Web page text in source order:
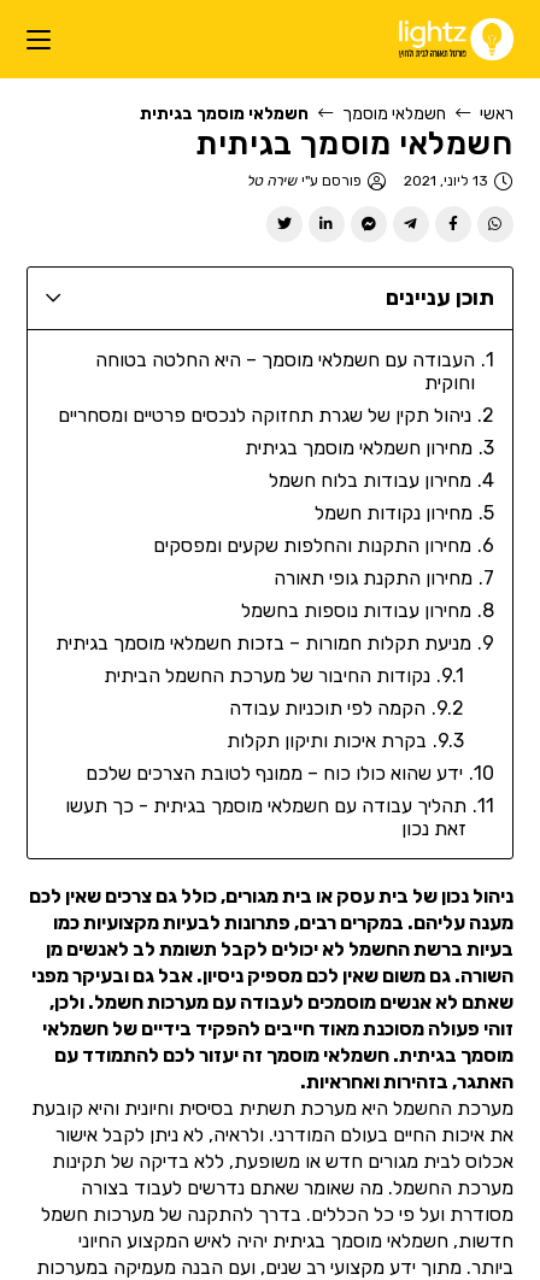
ראשי חשמלאי מוסמך חשמלאי מוסמך בגיתית
חשמלאי מוסמך בגיתית
13 ליוני, 2021 פורסם ע"ישירה טל
תוכן עניינים
העבודה עם חשמלאי מוסמך – היא החלטה בטוחה
וחוקית
ניהול תקין של שגרת תחזוקה לנכסים פרטיים ומסחריים
מחירון חשמלאי מוסמך בגיתית
מחירון עבודות בלוח חשמל
מחירון נקודות חשמל
מחירון התקנות והחלפות שקעים ומפסקים
מחירון התקנת גופי תאורה
מחירון עבודות נוספות בחשמל
מניעת תקלות חמורות – בזכות חשמלאי מוסמך בגיתית
נקודות החיבור של מערכת החשמל הביתית
הקמה לפי תוכניות עבודה
בקרת איכות ותיקון תקלות
ידע שהוא כולו כוח – ממונף לטובת הצרכים שלכם
תהליך עבודה עם חשמלאי מוסמך בגיתית - כך תעשו
זאת נכון
ניהול נכון של בית עסק או בית מגורים, כולל גם צרכים שאין לכם
מענה עליהם. במקרים רבים, פתרונות לבעיות מקצועיות כמו
בעיות ברשת החשמל לא יכולים לקבל תשומת לב לאנשים מן
השורה. גם משום שאין לכם מספיק ניסיון. אבל גם ובעיקר מפני
שאתם לא אנשים מוסמכים לעבודה עם מערכות חשמל. ולכן,
זוהי פעולה מסוכנת מאוד חייבים להפקיד בידיים של חשמלאי
מוסמך בגיתית. חשמלאי מוסמך זה יעזור לכם להתמודד עם
האתגר, בזהירות ואחראיות.
מערכת החשמל היא מערכת תשתית בסיסית וחיונית והיא קובעת
את איכות החיים בעולם המודרני. ולראיה, לא ניתן לקבל אישור
אכלוס לבית מגורים חדש או משופעת, ללא בדיקה של תקינות
מערכת החשמל. מה שאומר שאתם נדרשים לעבוד בצורה
מסודרת ועל פי כל הכללים. בדרך להתקנה של מערכות חשמל
חדשות, חשמלאי מוסמך בגיתית יהיה לאיש המקצוע החיוני
ביותר. מתוך ידע מקצועי רב שנים, ועם הבנה מעמיקה במערכות